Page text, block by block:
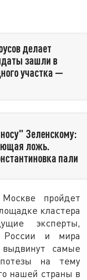
делает
зашли в
участка —
Зеленскому:
ложь.
пали
пройдет
кластера
эксперты,
России и мира
самые
на тему
нашей страны в